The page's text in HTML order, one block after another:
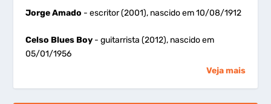
Jorge Amado - escritor (2001), nascido em 10/08/1912
Celso Blues Boy - guitarrista (2012), nascido em
05/01/1956
Veja mais